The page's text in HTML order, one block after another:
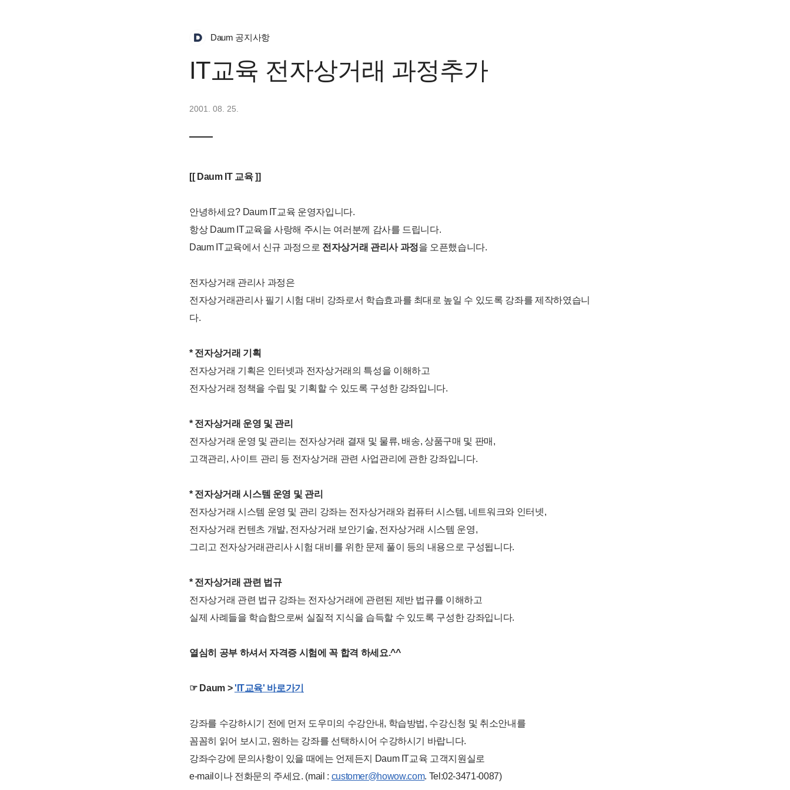
Daum 공지사항
IT교육 전자상거래 과정추가
2001. 08. 25.
[[ Daum IT 교육 ]]
안녕하세요? Daum IT교육 운영자입니다.
항상 Daum IT교육을 사랑해 주시는 여러분께 감사를 드립니다.
Daum IT교육에서 신규 과정으로 전자상거래 관리사 과정을 오픈했습니다.
전자상거래 관리사 과정은
전자상거래관리사 필기 시험 대비 강좌로서 학습효과를 최대로 높일 수 있도록 강좌를 제작하였습니
다.
* 전자상거래 기획
전자상거래 기획은 인터넷과 전자상거래의 특성을 이해하고
전자상거래 정책을 수립 및 기획할 수 있도록 구성한 강좌입니다.
* 전자상거래 운영 및 관리
전자상거래 운영 및 관리는 전자상거래 결재 및 물류, 배송, 상품구매 및 판매,
고객관리, 사이트 관리 등 전자상거래 관련 사업관리에 관한 강좌입니다.
* 전자상거래 시스템 운영 및 관리
전자상거래 시스템 운영 및 관리 강좌는 전자상거래와 컴퓨터 시스템, 네트워크와 인터넷,
전자상거래 컨텐츠 개발, 전자상거래 보안기술, 전자상거래 시스템 운영,
그리고 전자상거래관리사 시험 대비를 위한 문제 풀이 등의 내용으로 구성됩니다.
* 전자상거래 관련 법규
전자상거래 관련 법규 강좌는 전자상거래에 관련된 제반 법규를 이해하고
실제 사례들을 학습함으로써 실질적 지식을 습득할 수 있도록 구성한 강좌입니다.
열심히 공부 하셔서 자격증 시험에 꼭 합격 하세요.^^
☞ Daum > 'IT교육' 바로가기
강좌를 수강하시기 전에 먼저 도우미의 수강안내, 학습방법, 수강신청 및 취소안내를
꼼꼼히 읽어 보시고, 원하는 강좌를 선택하시어 수강하시기 바랍니다.
강좌수강에 문의사항이 있을 때에는 언제든지 Daum IT교육 고객지원실로
e-mail이나 전화문의 주세요. (mail : customer@howow.com. Tel:02-3471-0087)